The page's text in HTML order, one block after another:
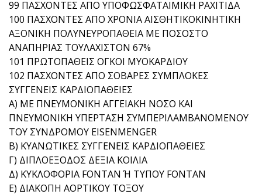
99 ΠΑΣΧΟΝΤΕΣ ΑΠΟ ΥΠΟΦΩΣΦΑΤΑΙΜΙΚΗ ΡΑΧΙΤΙΔΑ
100 ΠΑΣΧΟΝΤΕΣ ΑΠΟ ΧΡΟΝΙΑ ΑΙΣΘΗΤΙΚΟΚΙΝΗΤΙΚΗ
ΑΞΟΝΙΚΗ ΠΟΛΥΝΕΥΡΟΠΑΘΕΙΑ ΜΕ ΠΟΣΟΣΤΟ
ΑΝΑΠΗΡΙΑΣ ΤΟΥΛΑΧΙΣΤΟΝ 67%
101 ΠΡΩΤΟΠΑΘΕΙΣ ΟΓΚΟΙ ΜΥΟΚΑΡΔΙΟΥ
102 ΠΑΣΧΟΝΤΕΣ ΑΠΟ ΣΟΒΑΡΕΣ ΣΥΜΠΛΟΚΕΣ
ΣΥΓΓΕΝΕΙΣ ΚΑΡΔΙΟΠΑΘΕΙΕΣ
Α) ΜΕ ΠΝΕΥΜΟΝΙΚΗ ΑΓΓΕΙΑΚΗ ΝΟΣΟ ΚΑΙ
ΠΝΕΥΜΟΝΙΚΗ ΥΠΕΡΤΑΣΗ ΣΥΜΠΕΡΙΛΑΜΒΑΝΟΜΕΝΟΥ
ΤΟΥ ΣΥΝΔΡΟΜΟΥ EISENMENGER
Β) ΚΥΑΝΩΤΙΚΕΣ ΣΥΓΓΕΝΕΙΣ ΚΑΡΔΙΟΠΑΘΕΙΕΣ
Γ) ΔΙΠΛΟΕΞΟΔΟΣ ΔΕΞΙΑ ΚΟΙΛΙΑ
Δ) ΚΥΚΛΟΦΟΡΙΑ FONTAN Ή ΤΥΠΟΥ FONTAN
Ε) ΔΙΑΚΟΠΗ ΑΟΡΤΙΚΟΥ ΤΟΞΟΥ